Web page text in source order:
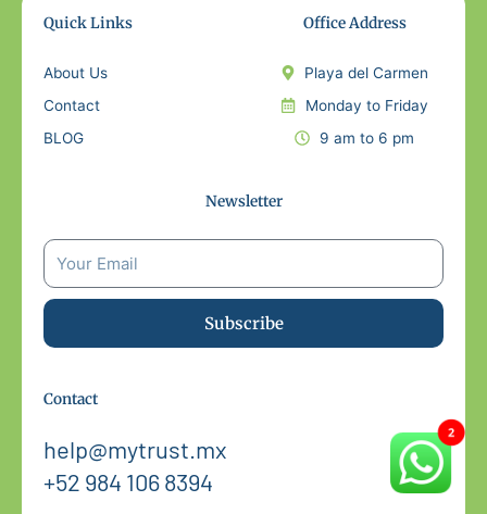
Quick Links
About Us
Contact
BLOG
Office Address
Playa del Carmen
Monday to Friday
9 am to 6 pm
Newsletter
Subscribe
Contact
help@mytrust.mx
+52 984 106 8394